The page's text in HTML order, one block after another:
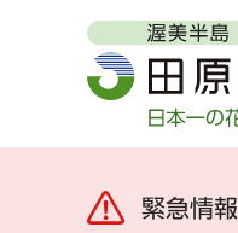
緊急情報